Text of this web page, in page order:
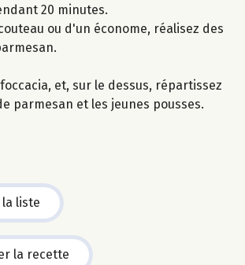
20 minutes.
ou d'un économe, réalisez des
et, sur le dessus, répartissez
parmesan et les jeunes pousses.
la liste
la recette